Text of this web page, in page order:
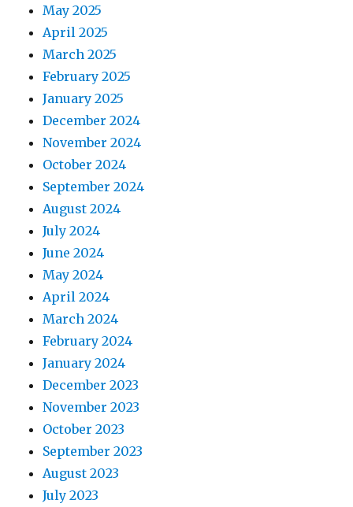
May 2025
April 2025
March 2025
February 2025
January 2025
December 2024
November 2024
October 2024
September 2024
August 2024
July 2024
June 2024
May 2024
April 2024
March 2024
February 2024
January 2024
December 2023
November 2023
October 2023
September 2023
August 2023
July 2023